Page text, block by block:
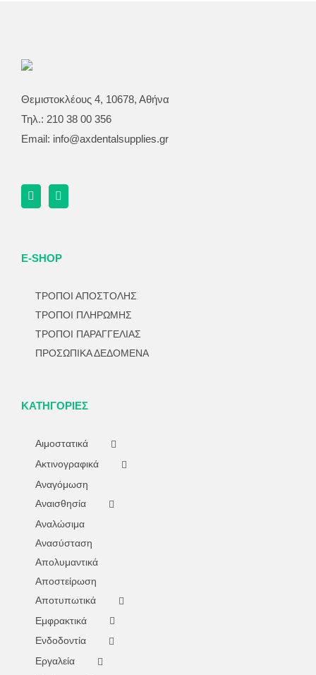
Θεμιστοκλέους 4, 10678, Αθήνα
Τηλ.: 210 38 00 356
Email: info@axdentalsupplies.gr
E-SHOP
ΤΡΟΠΟΙ ΑΠΟΣΤΟΛΗΣ
ΤΡΟΠΟΙ ΠΛΗΡΩΜΗΣ
ΤΡΟΠΟΙ ΠΑΡΑΓΓΕΛΙΑΣ
ΠΡΟΣΩΠΙΚΑ ΔΕΔΟΜΕΝΑ
ΚΑΤΗΓΟΡΊΕΣ
Αιμοστατικά
Ακτινογραφικά
Αναγόμωση
Αναισθησία
Αναλώσιμα
Ανασύσταση
Απολυμαντικά
Αποστείρωση
Αποτυπωτικά
Εμφρακτικά
Ενδοδοντία
Εργαλεία